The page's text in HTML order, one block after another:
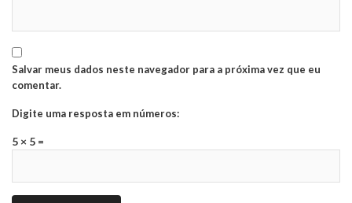
Salvar meus dados neste navegador para a próxima vez que eu
comentar.
Digite uma resposta em números:
5 × 5 =